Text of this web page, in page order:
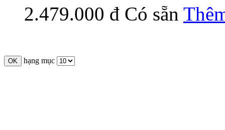
2.479.000 đ Có sẵn
hạng mục